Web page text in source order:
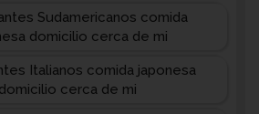
Sudamericanos comida
domicilio cerca de mi
Italianos comida japonesa
domicilio cerca de mi